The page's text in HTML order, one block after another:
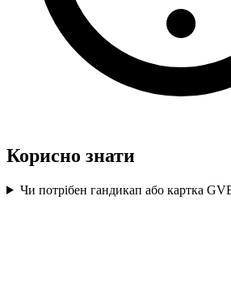
Корисно знати
Чи потрібен гандикап або картка